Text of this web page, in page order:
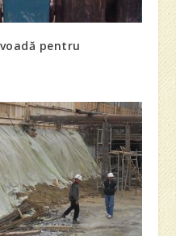
pentru